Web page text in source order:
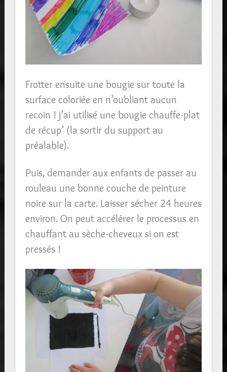
Frotter ensuite une bougie sur toute la
surface coloriée en n’oubliant aucun
recoin ! j’ai utilisé une bougie chauffe-plat
de récup’ (la sortir du support au
préalable).
Puis, demander aux enfants de passer au
rouleau une bonne couche de peinture
noire sur la carte. Laisser sécher 24 heures
environ. On peut accélérer le processus en
chauffant au sèche-cheveux si on est
pressés !